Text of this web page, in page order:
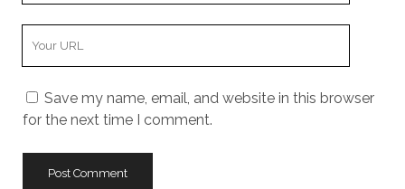
Save my name, email, and website in this browser
for the next time I comment.